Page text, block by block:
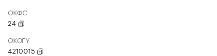
ОКФС
24
ОКОГУ
4210015